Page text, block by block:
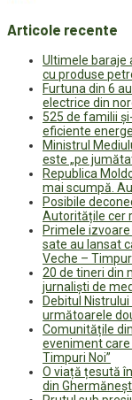
Articole recente
Ultimele baraje
cu produse
Furtuna din 6
electrice din
525 de familii
eficiente
Ministrul
este „pe
Republica
mai scumpă.
Posibile
Autoritățile cer
Primele
sate au lansat
Veche –
20 de tineri din
jurnaliști de
Debitul
următoarele
Comunitățile
eveniment care
Timpuri Noi”
O viață țesută
din